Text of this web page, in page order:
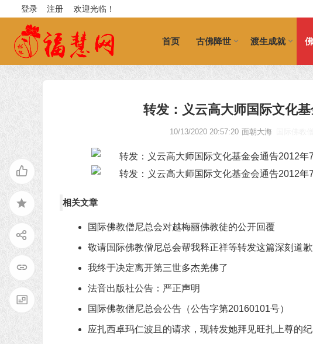
欢迎光临！
登录 注册
首页 古佛降世 渡生成就
转发：义云高大师国际文化
10/13/2020 20:57:20 面朝大海
相关文章
国际佛教僧尼总会对越梅丽佛教徒的公开回覆
敬请国际佛教僧尼总会帮我释正祥等转发这篇深刻道
我终于决定离开第三世多杰羌佛了
法音出版社公告：严正声明
国际佛教僧尼总会公告（公告字第20160101号）
应扎西卓玛仁波且的请求，现转发她拜见旺扎上尊的